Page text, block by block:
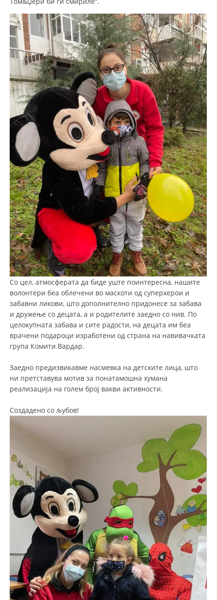
МЕЃУНАРОДНА СОРАБОТКА
ДОГОВОРИ
ЗНАЧЕЊЕ НА СЛУЖБАТА ЗА БАРАЊЕ
ФОРМУЛАРИ ЗА БАРАЊА
ЗДРАВСТВЕНО ПРЕВЕНТИВНА ДЕЈНОСТ
ПРВА ПОМОШ
КРВОДАРИТЕЛСТВО
ИНФОРМАЦИИ ЗА БОЛЕСТИ
МЕНАЏМЕНТ НА ВОЛОНТЕРИ
ЗА НАС
ДЕЈСТВУВАЊЕ
ПРИРАЧНИЦИ
ЕДУКАТИВНО ИНФОРМАТИВНИ МАТЕРИЈАЛИ
БРОШУРИ
ПРЕЗЕНТАЦИИ
Со цел, атмосферата да биде уште поинтересна, нашите
волонтери беа облечени во маскоти од суперхерои и
забавни ликови, што дополнително придонесе за забава
и дружење со децата, а и родителите заедно со нив. По
целокупната забава и сите радости, на децата им беа
врачени подароци изработени од страна на навивачката
група Комити Вардар.
Заедно предизвикавме насмевка на детските лица, што
ни претставува мотив за понатамошна хумана
реализација на голем број вакви активности.
Создадено со љубов!